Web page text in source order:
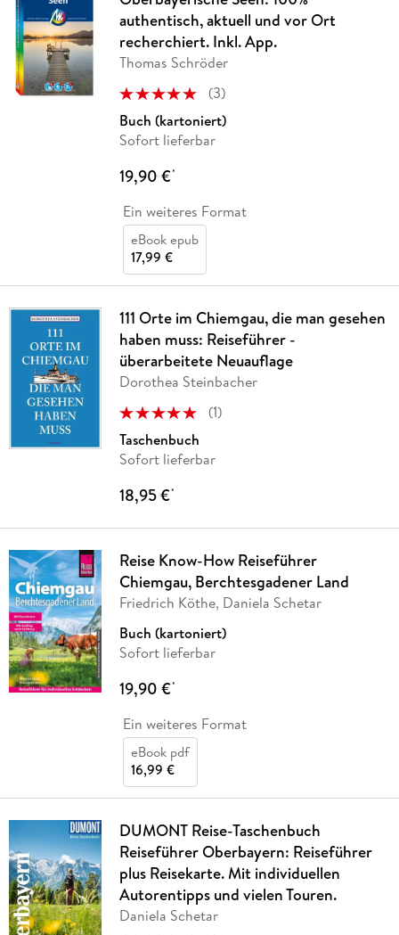
authentisch, aktuell und vor Ort
recherchiert. Inkl. App.
Thomas Schröder
(3)
Buch (kartoniert)
Sofort lieferbar
19,90 €*
Ein weiteres Format
eBook epub
17,99 €
111 Orte im Chiemgau, die man gesehen
haben muss: Reiseführer -
überarbeitete Neuauflage
Dorothea Steinbacher
(1)
Taschenbuch
Sofort lieferbar
18,95 €*
Reise Know-How Reiseführer
Chiemgau, Berchtesgadener Land
Friedrich Köthe, Daniela Schetar
Buch (kartoniert)
Sofort lieferbar
19,90 €*
Ein weiteres Format
eBook pdf
16,99 €
DUMONT Reise-Taschenbuch
Reiseführer Oberbayern: Reiseführer
plus Reisekarte. Mit individuellen
Autorentipps und vielen Touren.
Daniela Schetar